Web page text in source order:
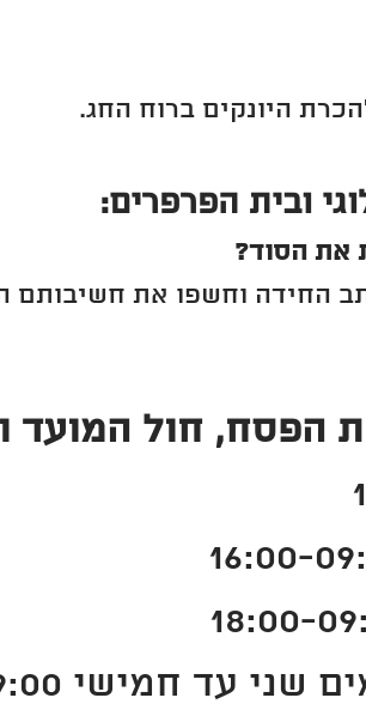
היונקים ברוח החג.
ובית הפרפרים:
את הסוד?
החידה וחשפו את חשיבותם
הפסח, חול המועד